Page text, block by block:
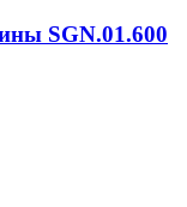
SGN.01.600